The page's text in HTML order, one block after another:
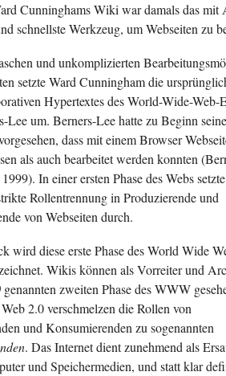
Cunninghams Wiki war damals das mit
schnellste Werkzeug, um Webseiten zu
und unkomplizierten
setzte Ward Cunningham die
Hypertextes des World-Wide-Web-
Lee um. Berners-Lee hatte zu Beginn
dass mit einem Browser
als auch bearbeitet werden konnten
In einer ersten Phase des Webs
Rollentrennung in Produzierende und
von Webseiten durch.
wird diese erste Phase des World Wide
Wikis können als Vorreiter und
genannten zweiten Phase des WWW
2.0 verschmelzen die Rollen von
und Konsumierenden zu sogenannten
. Das Internet dient zunehmend als
und Speichermedien, und statt klar